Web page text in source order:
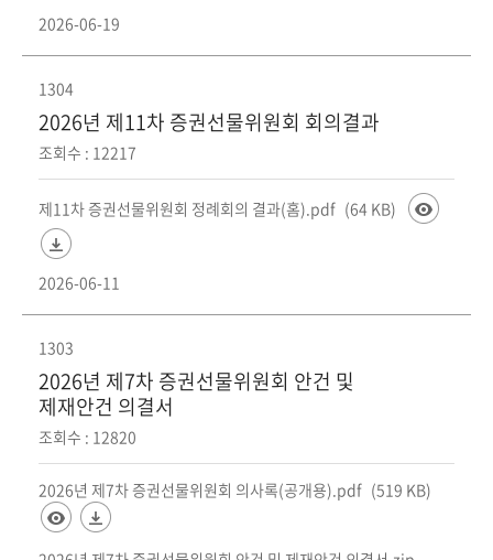
2026-06-19
1304
2026년 제11차 증권선물위원회 회의결과
조회수 : 12217
제11차 증권선물위원회 정례회의 결과(홈).pdf (64 KB)
2026-06-11
1303
2026년 제7차 증권선물위원회 안건 및
제재안건 의결서
조회수 : 12820
2026년 제7차 증권선물위원회 의사록(공개용).pdf (519 KB)